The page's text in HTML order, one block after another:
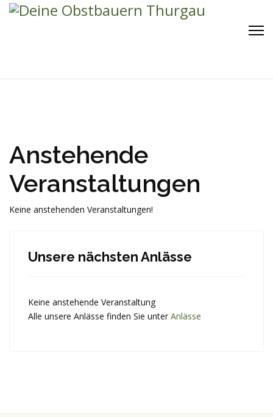
Anstehende
Veranstaltungen
Keine anstehenden Veranstaltungen!
Unsere nächsten Anlässe
Keine anstehende Veranstaltung
Alle unsere Anlässe finden Sie unter Anlässe